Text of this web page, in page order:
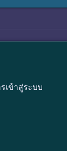
เข้าสู่ระบบ